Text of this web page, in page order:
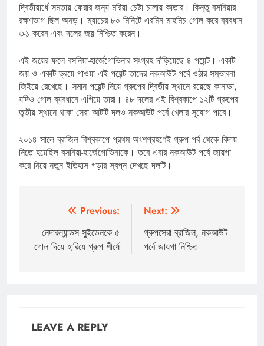
দ্বিতীয়ার্ধে সমতায় ফেরার জন্য মরিয়া চেষ্টা চালায় কাতার। কিন্তু বসনিয়ার
রক্ষণভাগ ছিল অনড়। ম্যাচের ৮০ মিনিটে এরমিন মাহমিচ গোল করে ব্যবধান
৩-১ করেন এবং দলের জয় নিশ্চিত করেন।
এই জয়ের ফলে বসনিয়া-হার্জেগোভিনার সংগ্রহ দাঁড়িয়েছে ৪ পয়েন্ট। একটি
জয় ও একটি ড্রয়ে পাওয়া এই পয়েন্ট তাদের নকআউট পর্বে ওঠার সম্ভাবনা
জিইয়ে রেখেছে। সমান পয়েন্ট নিয়ে গ্রুপের দ্বিতীয় স্থানে রয়েছে কানাডা,
যদিও গোল ব্যবধানে এগিয়ে তারা। ৪৮ দলের এই বিশ্বকাপে ১২টি গ্রুপের
তৃতীয় স্থানে থাকা সেরা আটটি দলও নকআউট পর্বে খেলার সুযোগ পাবে।
২০১৪ সালে ব্রাজিল বিশ্বকাপে প্রথম অংশগ্রহণেই গ্রুপ পর্ব থেকে বিদায়
নিতে হয়েছিল বসনিয়া-হার্জেগোভিনাকে। তবে এবার নকআউট পর্বে জায়গা
করে নিয়ে নতুন ইতিহাস গড়ার স্বপ্ন দেখছে দলটি।
navigation
Previous:
নেদারল্যান্ডস সুইডেনকে ৫
গোল দিয়ে হারিয়ে গ্রুপ শীর্ষে
Next:
গ্রুপসেরা ব্রাজিল, নকআউট
পর্বে জায়গা নিশ্চিত
LEAVE A REPLY